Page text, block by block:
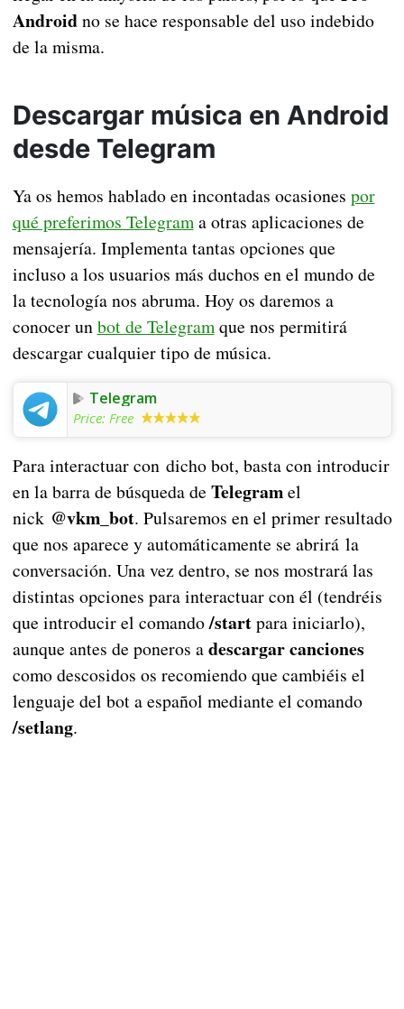
Androidno se hace responsable del uso indebido
de la misma.
Descargar música en Android
desde Telegram
Ya os hemos hablado en incontadas ocasiones por
qué preferimos Telegrama otras aplicaciones de
mensajería. Implementa tantas opciones que
incluso a los usuarios más duchos en el mundo de
la tecnología nos abruma. Hoy os daremos a
conocer unbot de Telegramque nos permitirá
descargar cualquier tipo de música.
Telegram
Price: Free
Para interactuar con dicho bot, basta con introducir
en la barra de búsqueda de Telegramel
nick @vkm_bot. Pulsaremos en el primer resultado
que nos aparece y automáticamente se abrirá la
conversación. Una vez dentro, se nos mostrará las
distintas opciones para interactuar con él (tendréis
que introducir el comando/startpara iniciarlo),
aunque antes de poneros adescargar canciones
como descosidos os recomiendo que cambiéis el
lenguaje del bot a español mediante el comando
/setlang.